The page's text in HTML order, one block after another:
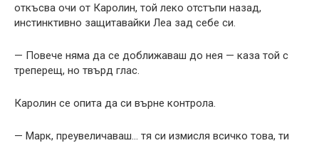
откъсва очи от Каролин, той леко отстъпи назад,
инстинктивно защитавайки Леа зад себе си.
— Повече няма да се доближаваш до нея — каза той с
треперещ, но твърд глас.
Каролин се опита да си върне контрола.
— Марк, преувеличаваш… тя си измисля всичко това, ти